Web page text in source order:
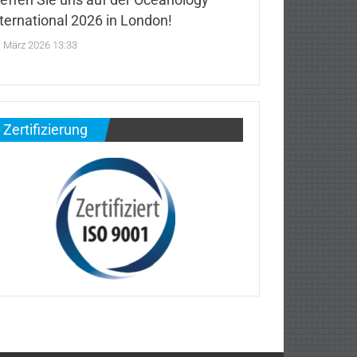
2026 in London!
März 2026 13:33
Zertifizierung